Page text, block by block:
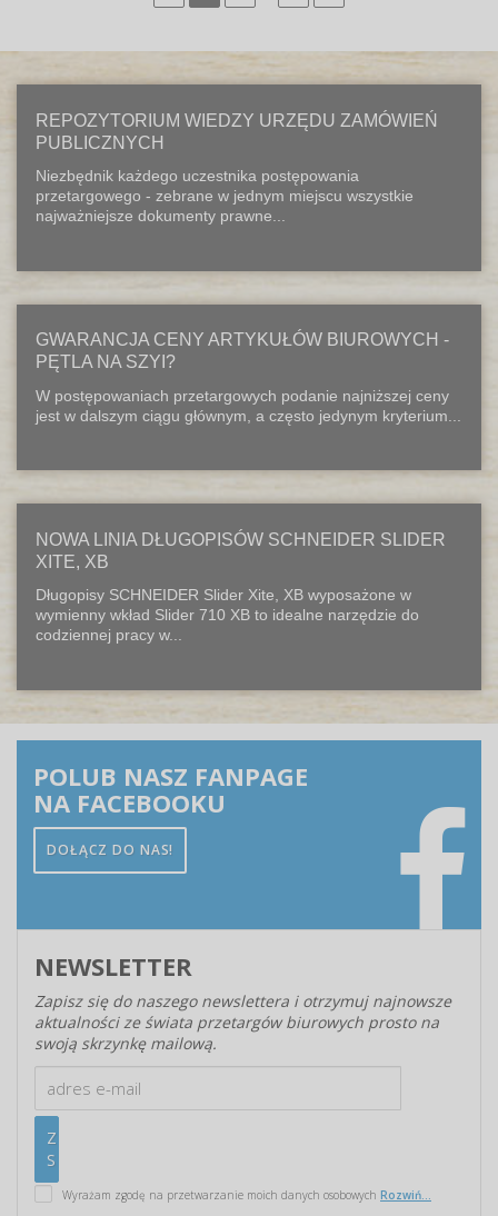
REPOZYTORIUM WIEDZY URZĘDU ZAMÓWIEŃ
PUBLICZNYCH
Niezbędnik każdego uczestnika postępowania
przetargowego - zebrane w jednym miejscu wszystkie
najważniejsze dokumenty prawne...
GWARANCJA CENY ARTYKUŁÓW BIUROWYCH -
PĘTLA NA SZYI?
W postępowaniach przetargowych podanie najniższej ceny
jest w dalszym ciągu głównym, a często jedynym kryterium...
NOWA LINIA DŁUGOPISÓW SCHNEIDER SLIDER
XITE, XB
Długopisy SCHNEIDER Slider Xite, XB wyposażone w
wymienny wkład Slider 710 XB to idealne narzędzie do
codziennej pracy w...
POLUB NASZ FANPAGE
NA FACEBOOKU
DOŁĄCZ DO NAS!
NEWSLETTER
Zapisz się do naszego newslettera i otrzymuj najnowsze
aktualności ze świata przetargów biurowych prosto na
swoją skrzynkę mailową.
Wyrażam zgodę na przetwarzanie moich danych osobowych Rozwiń...